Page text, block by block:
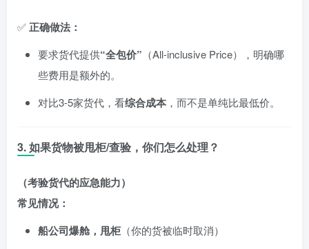
✅正确做法：
要求货代提供“全包价” （All-inclusive Price），明确哪
些费用是额外的。
对比3-5家货代，看综合成本，而不是单纯比最低价。
3. 如果货物被甩柜/查验，你们怎么处理？
（考验货代的应急能力）
常见情况：
船公司爆舱，甩柜（你的货被临时取消）